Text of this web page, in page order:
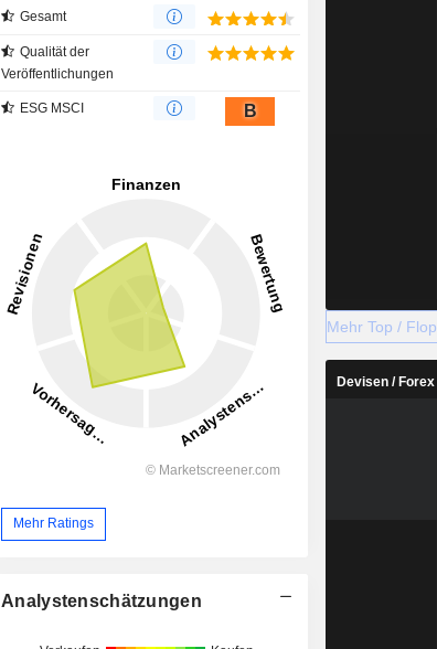
Gesamt
Qualität der
Veröffentlichungen
ESG MSCI B
Mehr Ratings
Analystenschätzungen
Mehr Top / Flop
Devisen / Forex